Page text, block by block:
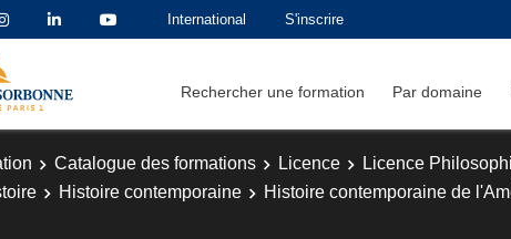
International S'inscrire
Rechercher une formation Par domaine
Catalogue des formations Licence Licence
Histoire contemporaine Histoire contemporaine de